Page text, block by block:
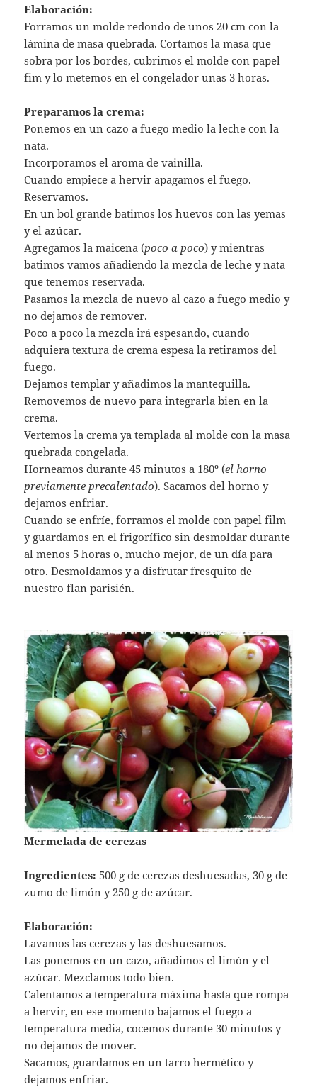
Elaboración:
Forramos un molde redondo de unos 20 cm con la
lámina de masa quebrada. Cortamos la masa que
sobra por los bordes, cubrimos el molde con papel
fim y lo metemos en el congelador unas 3 horas.
Preparamos la crema:
Ponemos en un cazo a fuego medio la leche con la
nata.
Incorporamos el aroma de vainilla.
Cuando empiece a hervir apagamos el fuego.
Reservamos.
En un bol grande batimos los huevos con las yemas
y el azúcar.
Agregamos la maicena (poco a poco) y mientras
batimos vamos añadiendo la mezcla de leche y nata
que tenemos reservada.
Pasamos la mezcla de nuevo al cazo a fuego medio y
no dejamos de remover.
Poco a poco la mezcla irá espesando, cuando
adquiera textura de crema espesa la retiramos del
fuego.
Dejamos templar y añadimos la mantequilla.
Removemos de nuevo para integrarla bien en la
crema.
Vertemos la crema ya templada al molde con la masa
quebrada congelada.
Horneamos durante 45 minutos a 180º (el horno
previamente precalentado). Sacamos del horno y
dejamos enfriar.
Cuando se enfríe, forramos el molde con papel film
y guardamos en el frigorífico sin desmoldar durante
al menos 5 horas o, mucho mejor, de un día para
otro. Desmoldamos y a disfrutar fresquito de
nuestro flan parisién.
Mermelada de cerezas
Ingredientes: 500 g de cerezas deshuesadas, 30 g de
zumo de limón y 250 g de azúcar.
Elaboración:
Lavamos las cerezas y las deshuesamos.
Las ponemos en un cazo, añadimos el limón y el
azúcar. Mezclamos todo bien.
Calentamos a temperatura máxima hasta que rompa
a hervir, en ese momento bajamos el fuego a
temperatura media, cocemos durante 30 minutos y
no dejamos de mover.
Sacamos, guardamos en un tarro hermético y
dejamos enfriar.